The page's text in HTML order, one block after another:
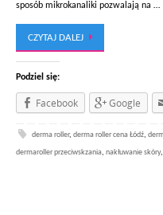
sposób mikrokanaliki pozwalają na …
CZYTAJ DALEJ
Podziel się:
Facebook Google
derma roller,derma roller cena Łódź,
dermaroller przeciwskzania, nakłuwanie skóry,